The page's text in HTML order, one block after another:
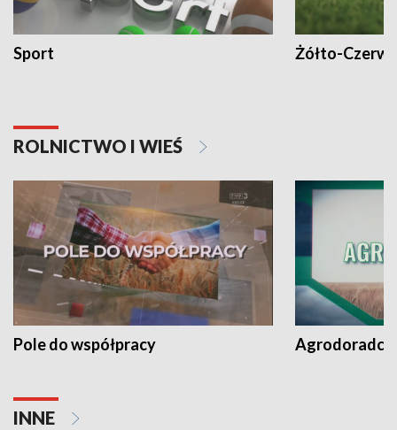
Sport Żółto-
ROLNICTWO I WIEŚ
Pole do współpracy Agrodoradcy
INNE